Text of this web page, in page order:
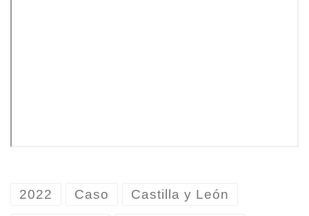
2022 Caso Castilla y León